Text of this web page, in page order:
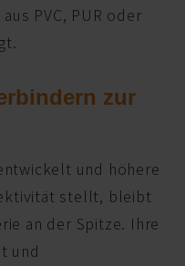
PVC, PUR oder
zur
und höhere
stellt, bleibt
an der Spitze. Ihre
und